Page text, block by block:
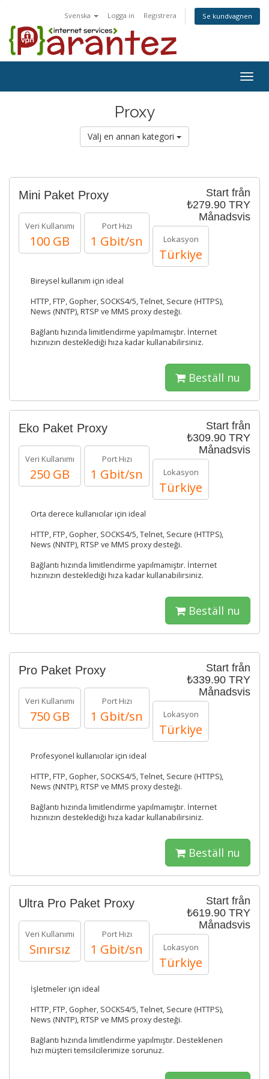
Svenska Logga in Registrera Se kundvagnen
Proxy
Välj en annan kategori
Start från
₺279.90 TRY
Månadsvis
Mini Paket Proxy
Veri Kullanımı
100 GB
Port Hızı
1 Gbit/sn Lokasyon
Türkiye
Bireysel kullanım için ideal
HTTP, FTP, Gopher, SOCKS4/5, Telnet, Secure (HTTPS),
News (NNTP), RTSP ve MMS proxy desteği.
Bağlantı hızında limitlendirme yapılmamıştır. İnternet
hızınızın desteklediği hıza kadar kullanabilirsiniz.
Beställ nu
Start från
₺309.90 TRY
Månadsvis
Eko Paket Proxy
Veri Kullanımı
250 GB
Port Hızı
1 Gbit/sn Lokasyon
Türkiye
Orta derece kullanıcılar için ideal
HTTP, FTP, Gopher, SOCKS4/5, Telnet, Secure (HTTPS),
News (NNTP), RTSP ve MMS proxy desteği.
Bağlantı hızında limitlendirme yapılmamıştır. İnternet
hızınızın desteklediği hıza kadar kullanabilirsiniz.
Beställ nu
Start från
₺339.90 TRY
Månadsvis
Pro Paket Proxy
Veri Kullanımı
750 GB
Port Hızı
1 Gbit/sn Lokasyon
Türkiye
Profesyonel kullanıcılar için ideal
HTTP, FTP, Gopher, SOCKS4/5, Telnet, Secure (HTTPS),
News (NNTP), RTSP ve MMS proxy desteği.
Bağlantı hızında limitlendirme yapılmamıştır. İnternet
hızınızın desteklediği hıza kadar kullanabilirsiniz.
Beställ nu
Start från
₺619.90 TRY
Månadsvis
Ultra Pro Paket Proxy
Veri Kullanımı
Sınırsız
Port Hızı
1 Gbit/sn Lokasyon
Türkiye
İşletmeler için ideal
HTTP, FTP, Gopher, SOCKS4/5, Telnet, Secure (HTTPS),
News (NNTP), RTSP ve MMS proxy desteği.
Bağlantı hızında limitlendirme yapılmıştır. Desteklenen
hızı müşteri temsilcilerimize sorunuz.